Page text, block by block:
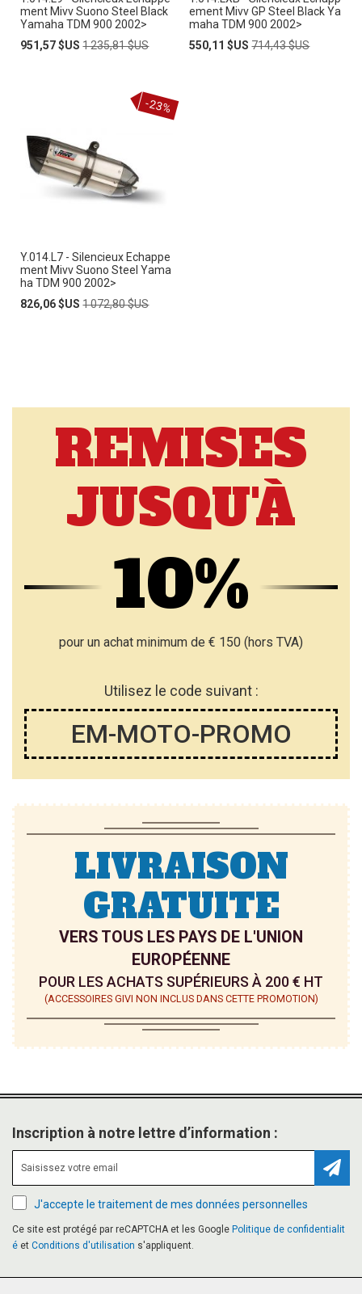
ment Mivv Suono Steel Black
Yamaha TDM 900 2002>
Prix
951,57 $US Prix
1 235,81 $US
ement Mivv GP Steel Black Ya
maha TDM 900 2002>
Prix
550,11 $US Prix
714,43 $US
Y.014.L7 - Silencieux Echappe
ment Mivv Suono Steel Yama
ha TDM 900 2002>
Prix
826,06 $US Prix
1 072,80 $US
-23%
REMISES
JUSQU'À
10%
pour un achat minimum de € 150 (hors TVA)
Utilisez le code suivant :
EM-MOTO-PROMO
LIVRAISON
GRATUITE
VERS TOUS LES PAYS DE L'UNION
EUROPÉENNE
POUR LES ACHATS SUPÉRIEURS À 200 € HT
(ACCESSOIRES GIVI NON INCLUS DANS CETTE PROMOTION)
Inscription à notre lettre d’information :
J'accepte le traitement de mes données personnelles
Ce site est protégé par reCAPTCHA et les Google Politique de confidentialit
é et Conditions d'utilisation s'appliquent.